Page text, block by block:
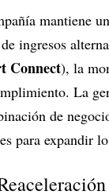
mantiene
ingresos
Connect), la
La
de
para expandir